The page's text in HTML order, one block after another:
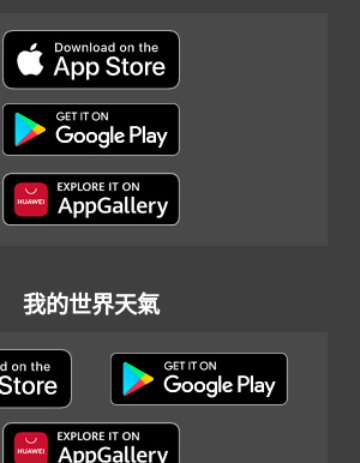
我的世界天氣